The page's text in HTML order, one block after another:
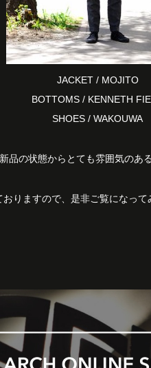
JACKET / MOJITO
BOTTOMS / KENNETH
SHOES / WAKOUWA
品の状態からとても雰囲気のあ
りますので、是非ご覧になって